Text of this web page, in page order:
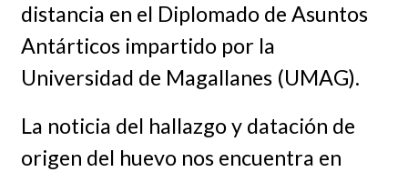
distancia en el Diplomado de Asuntos
Antárticos impartido por la
Universidad de Magallanes (UMAG).
La noticia del hallazgo y datación de
origen del huevo nos encuentra en